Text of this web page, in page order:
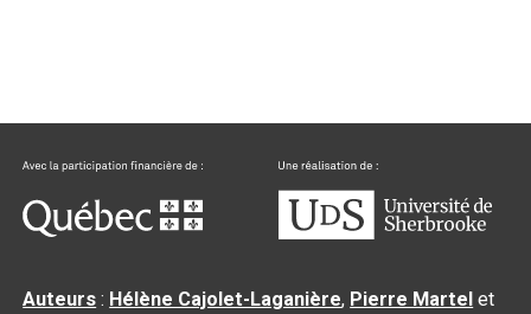
Auteurs : Hélène Cajolet-Laganière, Pierre Martel et